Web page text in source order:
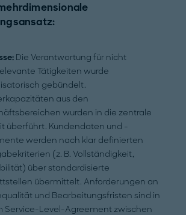
Die Verantwortung für nicht
Tätigkeiten wurde
gebündelt.
aus den
wurden in die zentrale
überführt. Kundendaten und -
werden nach klar definierten
(z. B. Vollständigkeit,
über standardisierte
übermittelt. Anforderungen an
und Bearbeitungsfristen sind in
Service-Level-Agreement zwischen